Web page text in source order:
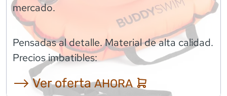
mercado.
Pensadas al detalle. Material de alta calidad.
Precios imbatibles:
⟶ Ver ofertaAHORA